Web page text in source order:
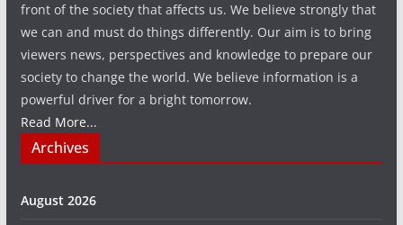
front of the society that affects us. We believe strongly that
we can and must do things differently. Our aim is to bring
viewers news, perspectives and knowledge to prepare our
society to change the world. We believe information is a
powerful driver for a bright tomorrow.
Read More...
Archives
August 2026